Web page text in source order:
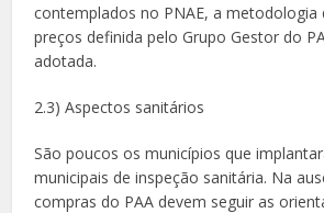
contemplados no PNAE, a metodologia
preços definida pelo Grupo Gestor do
adotada.
2.3) Aspectos sanitários
São poucos os municípios que
municipais de inspeção sanitária. Na
compras do PAA devem seguir as